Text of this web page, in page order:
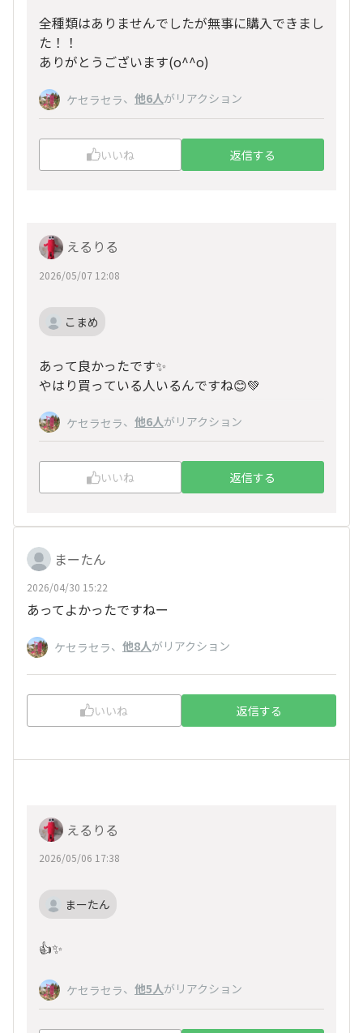
全種類はありませんでしたが無事に購入できまし
た！！
ありがとうございます(o^^o)
ケセラセラ、 他6人がリアクション
いいね 返信する
えるりる
2026/05/07 12:08
こまめ
あって良かったです✨️
やはり買っている人いるんですね😊💚
ケセラセラ、 他6人がリアクション
いいね 返信する
まーたん
2026/04/30 15:22
あってよかったですねー
ケセラセラ、 他8人がリアクション
いいね 返信する
えるりる
2026/05/06 17:38
まーたん
👍️✨️
ケセラセラ、 他5人がリアクション